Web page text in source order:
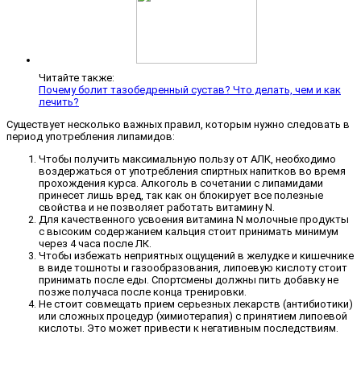
Читайте также:
Почему болит тазобедренный сустав? Что делать, чем и как
лечить?
Существует несколько важных правил, которым нужно следовать в
период употребления липамидов:
Чтобы получить максимальную пользу от АЛК, необходимо
воздержаться от употребления спиртных напитков во время
прохождения курса. Алкоголь в сочетании с липамидами
принесет лишь вред, так как он блокирует все полезные
свойства и не позволяет работать витамину N.
Для качественного усвоения витамина N молочные продукты
с высоким содержанием кальция стоит принимать минимум
через 4 часа после ЛК.
Чтобы избежать неприятных ощущений в желудке и кишечнике
в виде тошноты и газообразования, липоевую кислоту стоит
принимать после еды. Спортсмены должны пить добавку не
позже получаса после конца тренировки.
Не стоит совмещать прием серьезных лекарств (антибиотики)
или сложных процедур (химиотерапия) с принятием липоевой
кислоты. Это может привести к негативным последствиям.